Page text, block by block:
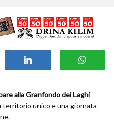
alla Granfondo dei Laghi
territorio unico e una giornata